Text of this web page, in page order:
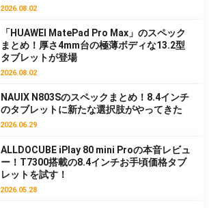
2026.08.02
「HUAWEI MatePad Pro Max」のスペック
まとめ！厚さ4mm台の極薄ボディな13.2型
タブレットが登場
2026.08.02
NAUIX N803Sのスペックまとめ！8.4インチ
のタブレットに新たな選択肢がやってきた
2026.06.29
ALLDOCUBE iPlay 80 mini Proの本音レビュ
ー！T7300搭載の8.4インチお手頃価格タブ
レットを試す！
2026.05.28